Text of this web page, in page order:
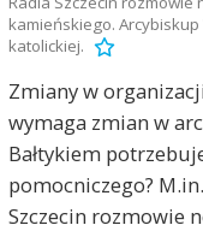
kamieńskiego. Arcybiskup
katolickiej.
Zmiany w
wymaga zmian w
Bałtykiem
pomocniczego?
Szczecin rozmowie